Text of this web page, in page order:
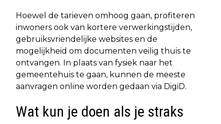
Hoewel de tarieven omhoog gaan, profiteren
inwoners ook van kortere verwerkingstijden,
gebruiksvriendelijke websites en de
mogelijkheid om documenten veilig thuis te
ontvangen. In plaats van fysiek naar het
gemeentehuis te gaan, kunnen de meeste
aanvragen online worden gedaan via DigiD.
Wat kun je doen als je straks